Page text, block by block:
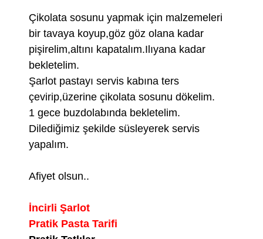
Çikolata sosunu yapmak için malzemeleri
bir tavaya koyup,göz göz olana kadar
pişirelim,altını kapatalım.Ilıyana kadar
bekletelim.
Şarlot pastayı servis kabına ters
çevirip,üzerine çikolata sosunu dökelim.
1 gece buzdolabında bekletelim.
Dilediğimiz şekilde süsleyerek servis
yapalım.
Afiyet olsun..
İncirli Şarlot
Pratik Pasta Tarifi